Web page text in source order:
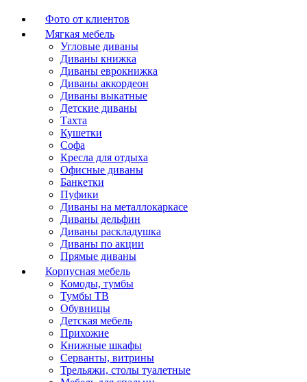
Фото от клиентов
Мягкая мебель
Угловые диваны
Диваны книжка
Диваны еврокнижка
Диваны аккордеон
Диваны выкатные
Детские диваны
Тахта
Кушетки
Софа
Кресла для отдыха
Офисные диваны
Банкетки
Пуфики
Диваны на металлокаркасе
Диваны дельфин
Диваны раскладушка
Диваны по акции
Прямые диваны
Корпусная мебель
Комоды, тумбы
Тумбы ТВ
Обувницы
Детская мебель
Прихожие
Книжные шкафы
Серванты, витрины
Трельяжи, столы туалетные